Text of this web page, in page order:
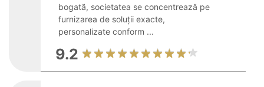
bogată, societatea se concentrează pe
furnizarea de soluții exacte,
personalizate conform ...
9.2